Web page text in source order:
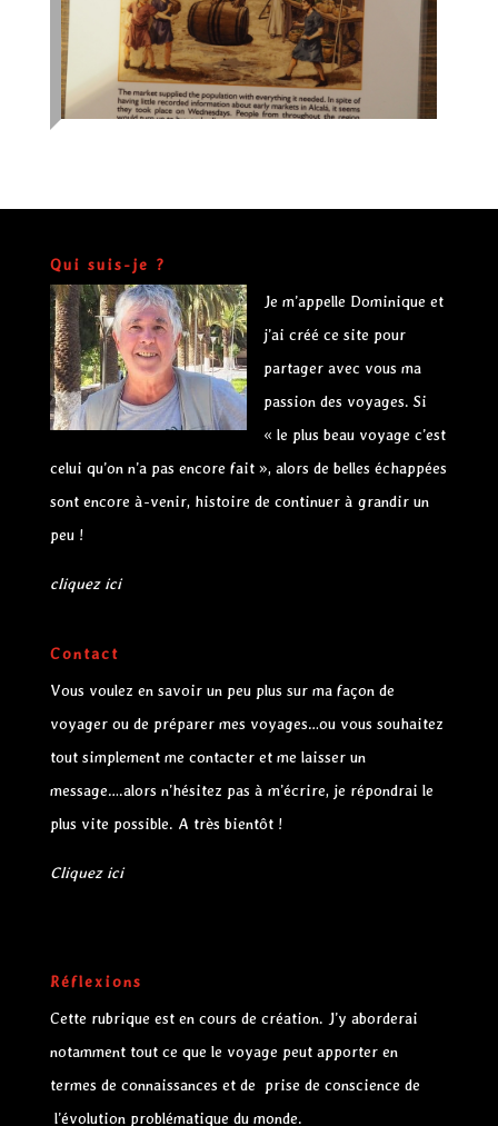
Qui suis-je ?
Je m’appelle Dominique et
j’ai créé ce site pour
partager avec vous ma
passion des voyages. Si
« le plus beau voyage c’est
celui qu’on n’a pas encore fait », alors de belles échappées
sont encore à-venir, histoire de continuer à grandir un
peu !
cliquez ici
Contact
Vous voulez en savoir un peu plus sur ma façon de
voyager ou de préparer mes voyages…ou vous souhaitez
tout simplement me contacter et me laisser un
message….alors n’hésitez pas à m’écrire, je répondrai le
plus vite possible. A très bientôt !
Cliquez ici
Réflexions
Cette rubrique est en cours de création. J’y aborderai
notamment tout ce que le voyage peut apporter en
termes de connaissances et de prise de conscience de
l’évolution problématique du monde.